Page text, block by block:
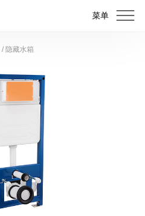
菜单
/ 隐藏水箱